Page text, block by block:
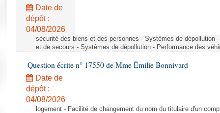
Rapports législatifs
Rapports sur l'application des lois
Baromètre de l’application des lois
Dossiers législatifs
Budget et sécurité sociale
Questions écrites et orales
Comptes rendus des débats
Date de
dépôt :
04/08/2026
sécurité des biens et des personnes - Systèmes de dépollution
et de secours - Systèmes de dépollution - Performance des
Question écrite n° 17550 de Mme Émilie Bonnivard
Date de
dépôt :
04/08/2026
logement - Facilité de changement du nom du titulaire d'un